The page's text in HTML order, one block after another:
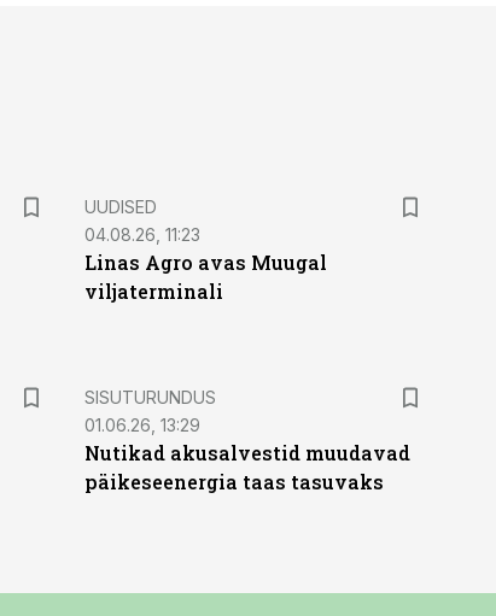
UUDISED
04.08.26, 11:23
Linas Agro avas Muugal
viljaterminali
ST
SISUTURUNDUS
01.06.26, 13:29
Nutikad akusalvestid muudavad
päikeseenergia taas tasuvaks